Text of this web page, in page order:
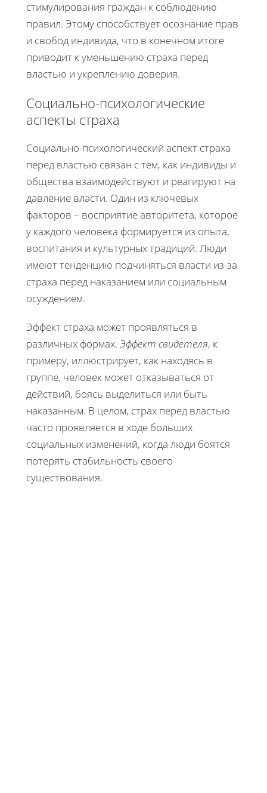
стимулирования граждан к соблюдению
правил. Этому способствует осознание прав
и свобод индивида, что в конечном итоге
приводит к уменьшению страха перед
властью и укреплению доверия.
Социально-психологические
аспекты страха
Социально-психологический аспект страха
перед властью связан с тем, как индивиды и
общества взаимодействуют и реагируют на
давление власти. Один из ключевых
факторов – восприятие авторитета, которое
у каждого человека формируется из опыта,
воспитания и культурных традиций. Люди
имеют тенденцию подчиняться власти из-за
страха перед наказанием или социальным
осуждением.
Эффект страха может проявляться в
различных формах. Эффект свидетеля, к
примеру, иллюстрирует, как находясь в
группе, человек может отказываться от
действий, боясь выделиться или быть
наказанным. В целом, страх перед властью
часто проявляется в ходе больших
социальных изменений, когда люди боятся
потерять стабильность своего
существования.